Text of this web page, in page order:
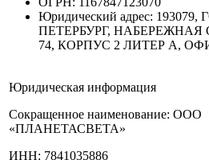
Юридический адрес:
ПЕТЕРБУРГ,
74, КОРПУС 2 ЛИТЕР А,
Юридическая информация
Сокращенное наименование: ООО
«ПЛАНЕТАСВЕТА»
ИНН: 7841035886